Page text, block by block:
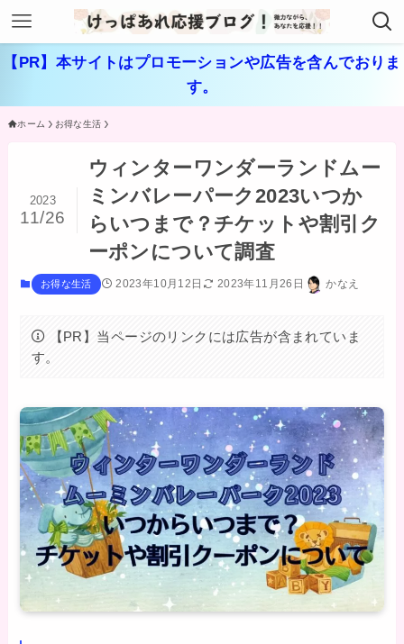
【PR】本サイトはプロモーションや広告を含んでおりま
す。
ホーム お得な生活
ウィンターワンダーランドムー
ミンバレーパーク2023いつか
らいつまで？チケットや割引ク
ーポンについて調査
2023
11/26
お得な生活 2023年10月12日 2023年11月26日 かなえ
【PR】当ページのリンクには広告が含まれていま
す。